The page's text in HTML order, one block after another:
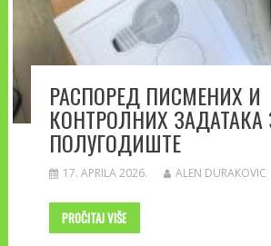
РАСПОРЕД ПИСМЕНИХ И
КОНТРОЛНИХ ЗАДАТАКА
ПОЛУГОДИШТЕ
17. APRILA 2026. ALEN DURAKOVIC
PROČITAJ VIŠE